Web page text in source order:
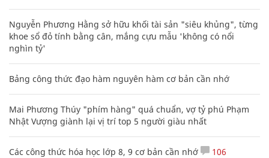
Nguyễn Phương Hằng sở hữu khối tài sản "siêu khủng", từng
khoe sổ đỏ tính bằng cân, mắng cựu mẫu 'không có nổi
nghìn tỷ'
Bảng công thức đạo hàm nguyên hàm cơ bản cần nhớ
Mai Phương Thúy "phím hàng" quá chuẩn, vợ tỷ phú Phạm
Nhật Vượng giành lại vị trí top 5 người giàu nhất
Các công thức hóa học lớp 8, 9 cơ bản cần nhớ 106